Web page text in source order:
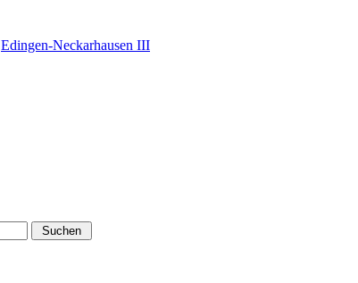
Edingen-Neckarhausen III